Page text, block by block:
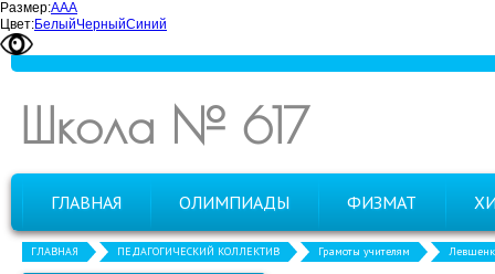
Размер:ААА
Цвет:БелыйЧерныйСиний
Школа № 617
ГЛАВНАЯ ОЛИМПИАДЫ ФИЗМАТ
ГЛАВНАЯ ПЕДАГОГИЧЕСКИЙ КОЛЛЕКТИВ Грамоты учителям